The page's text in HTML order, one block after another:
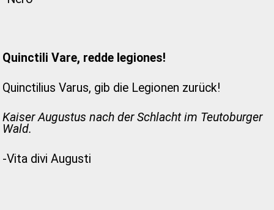
Quinctili Vare, redde legiones!
Quinctilius Varus, gib die Legionen zurück!
Kaiser Augustus nach der Schlacht im Teutoburger
Wald.
-Vita divi Augusti